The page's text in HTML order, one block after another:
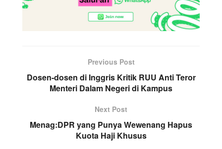
Previous Post
Dosen-dosen di Inggris Kritik RUU Anti Teror
Menteri Dalam Negeri di Kampus
Next Post
Menag:DPR yang Punya Wewenang Hapus
Kuota Haji Khusus